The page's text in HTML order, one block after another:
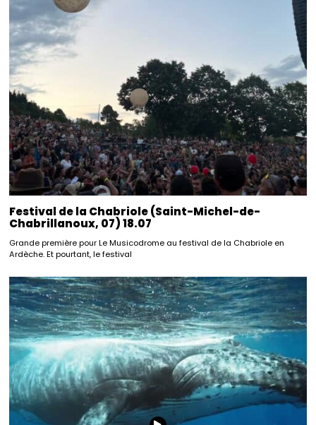
Festival de la Chabriole (Saint-Michel-de-
Chabrillanoux, 07) 18.07
Grande première pour Le Musicodrome au festival de la Chabriole en
Ardèche. Et pourtant, le festival